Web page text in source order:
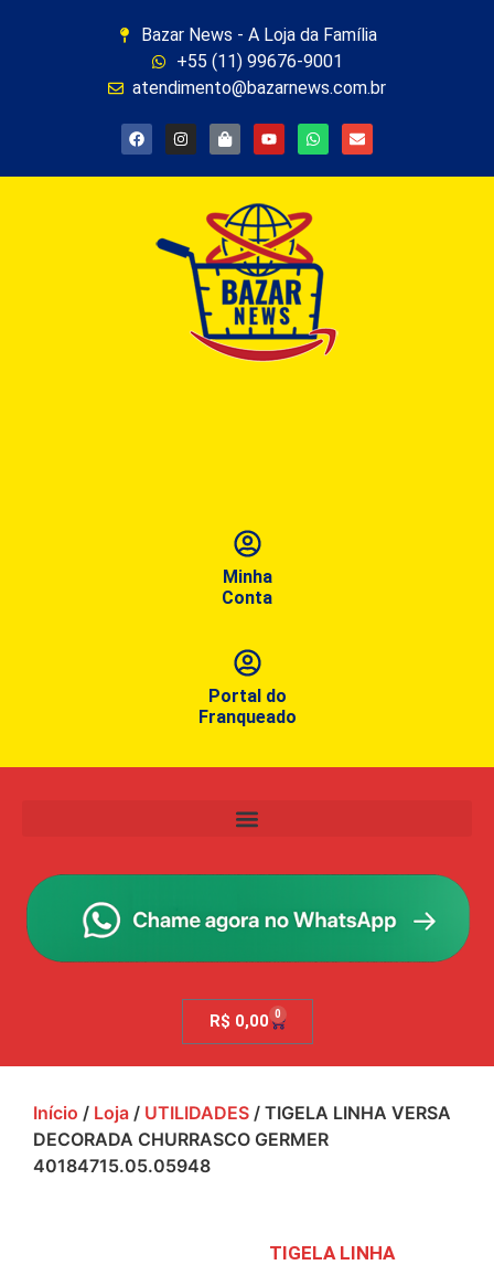
Bazar News - A Loja da Família
+55 (11) 99676-9001
atendimento@bazarnews.com.br
Minha
Conta
Portal do
Franqueado
R$ 0,00 0
Início / Loja / UTILIDADES / TIGELA LINHA VERSA
DECORADA CHURRASCO GERMER
40184715.05.05948
TIGELA LINHA